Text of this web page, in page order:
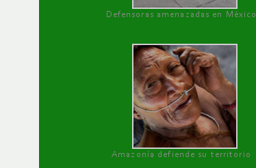
Defensoras amenazadas en México
Amazonía defiende su territorio